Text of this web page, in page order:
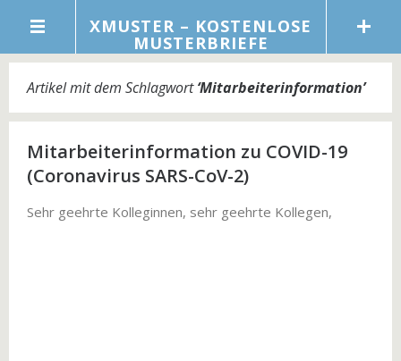
XMUSTER – KOSTENLOSE
MUSTERBRIEFE
Artikel mit dem Schlagwort‘Mitarbeiterinformation’
Mitarbeiterinformation zu COVID-19
(Coronavirus SARS-CoV-2)
Sehr geehrte Kolleginnen, sehr geehrte Kollegen,